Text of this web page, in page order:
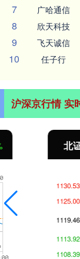
7 广哈通信
8 欣天科技
9 飞天诚信
10 任子行
沪深京行情 实